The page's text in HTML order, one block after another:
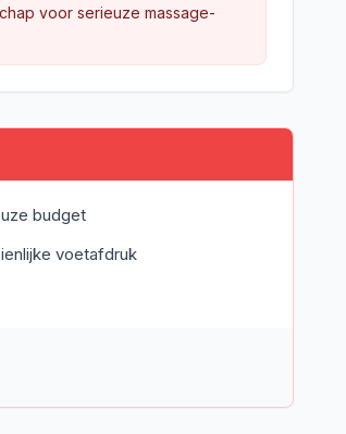
voor serieuze massage-
budget
voetafdruk